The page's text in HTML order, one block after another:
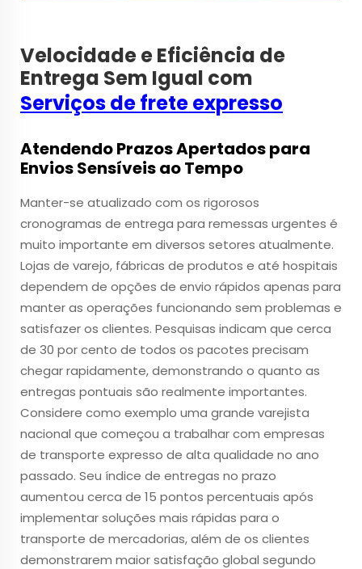
Velocidade e Eficiência de
Entrega Sem Igual com
Serviços de frete expresso
Atendendo Prazos Apertados para
Envios Sensíveis ao Tempo
Manter-se atualizado com os rigorosos
cronogramas de entrega para remessas urgentes é
muito importante em diversos setores atualmente.
Lojas de varejo, fábricas de produtos e até hospitais
dependem de opções de envio rápidos apenas para
manter as operações funcionando sem problemas e
satisfazer os clientes. Pesquisas indicam que cerca
de 30 por cento de todos os pacotes precisam
chegar rapidamente, demonstrando o quanto as
entregas pontuais são realmente importantes.
Considere como exemplo uma grande varejista
nacional que começou a trabalhar com empresas
de transporte expresso de alta qualidade no ano
passado. Seu índice de entregas no prazo
aumentou cerca de 15 pontos percentuais após
implementar soluções mais rápidas para o
transporte de mercadorias, além de os clientes
demonstrarem maior satisfação global segundo